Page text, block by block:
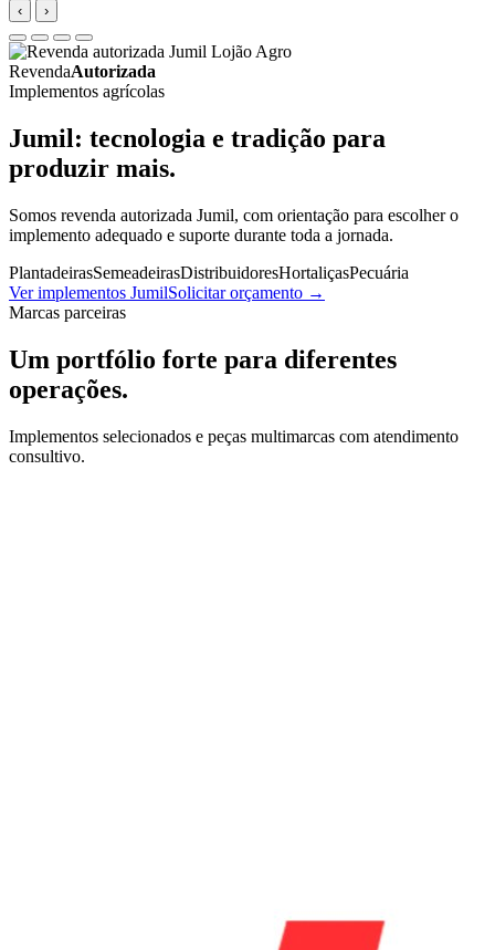
‹ ›
RevendaAutorizada
Implementos agrícolas
Jumil: tecnologia e tradição para
produzir mais.
Somos revenda autorizada Jumil, com orientação para escolher o
implemento adequado e suporte durante toda a jornada.
PlantadeirasSemeadeirasDistribuidoresHortaliçasPecuária
Ver implementos JumilSolicitar orçamento →
Marcas parceiras
Um portfólio forte para diferentes
operações.
Implementos selecionados e peças multimarcas com atendimento
consultivo.